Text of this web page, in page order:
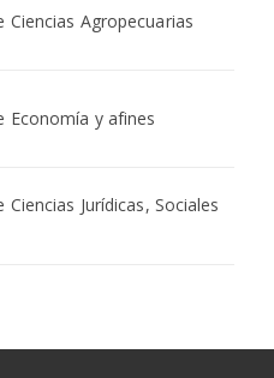
Ciencias Agropecuarias
Economía y afines
Ciencias Jurídicas, Sociales